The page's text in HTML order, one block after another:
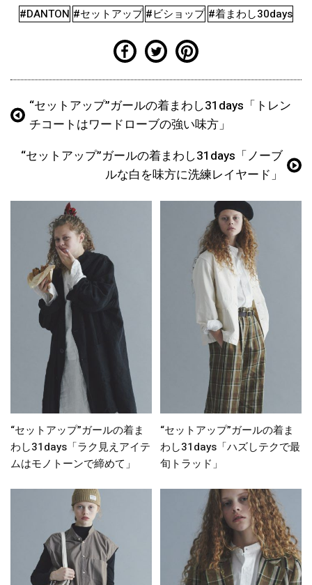
#DANTON #セットアップ #ビショップ #着まわし30days
“セットアップ”ガールの着まわし31days「トレン
チコートはワードローブの強い味方」
“セットアップ”ガールの着まわし31days「ノーブ
ルな白を味方に洗練レイヤード」
“セットアップ”ガールの着ま
わし31days「ラク見えアイテ
ムはモノトーンで締めて」
“セットアップ”ガールの着ま
わし31days「ハズしテクで最
旬トラッド」